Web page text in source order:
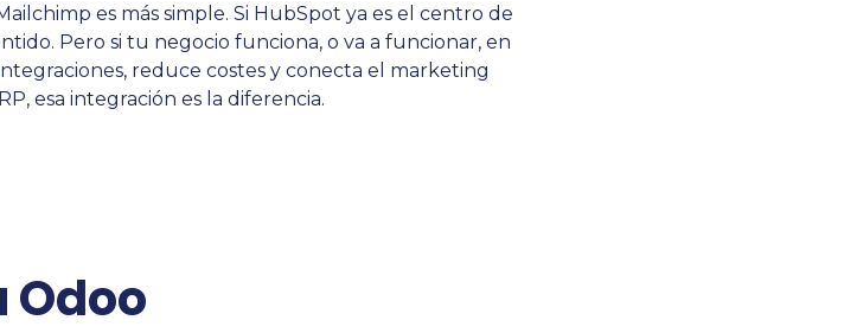
es más simple. Si HubSpot ya es el centro de
Pero si tu negocio funciona, o va a funcionar, en
reduce costes y conecta el marketing
esa integración es la diferencia.
Odoo